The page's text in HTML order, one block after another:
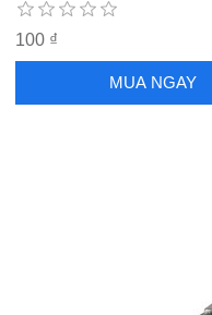
100 ₫
MUA NGAY